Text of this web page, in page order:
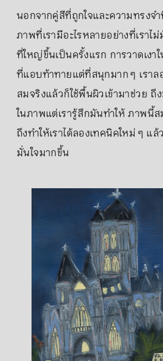
นอกจากคู่สีที่ถูกใจและความทรงจ
ภาพที่เรามีอะไรหลายอย่างที่เราไ
ที่ใหญ่ขึ้นเป็นครั้งแรก การวาดเงา
ที่แอบท้าทายแต่ที่สนุกมาก ๆ เราล
สมจริงแล้วก็ใช้พื้นผิวเข้ามาช่วย ถึ
ในภาพแต่เรารู้สึกมันทำให้ ภาพนี้
ถึงทำให้เราได้ลองเทคนิคใหม่ ๆ แ
มั่นใจมากขึ้น